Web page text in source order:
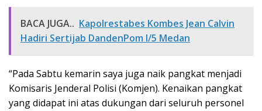
BACA JUGA.. Kapolrestabes Kombes Jean Calvin
Hadiri Sertijab DandenPom I/5 Medan
“Pada Sabtu kemarin saya juga naik pangkat menjadi
Komisaris Jenderal Polisi (Komjen). Kenaikan pangkat
yang didapat ini atas dukungan dari seluruh personel